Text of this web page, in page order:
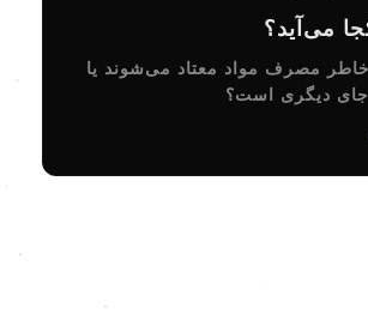
می‌آید؟
خاطر مصرف مواد معتاد می‌شوند یا
جای دیگری است؟